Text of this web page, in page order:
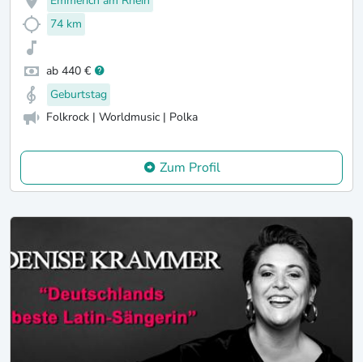
74 km
ab 440 €
Geburtstag
Folkrock | Worldmusic | Polka
Zum Profil